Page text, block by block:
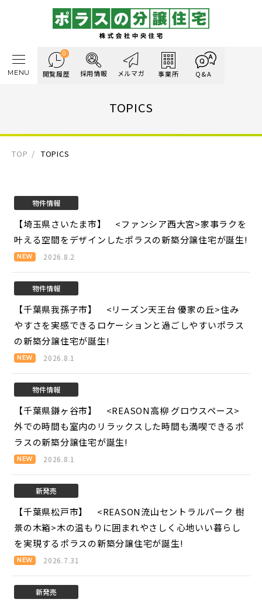
0
閲覧履歴 採用情報 メルマガ 事業所 Q&A
MENU
TOPICS
TOP TOPICS
物件情報
【埼玉県さいたま市】 <ファンシア西大宮>家事ラクを
叶える空間をデザインしたポラスの新築分譲住宅が誕生!
2026.8.2
物件情報
【千葉県我孫子市】 <リーズン天王台 優家の丘>住み
やすさを実感できるロケーションと過ごしやすいポラス
の新築分譲住宅が誕生!
2026.8.1
物件情報
【千葉県鎌ヶ谷市】 <REASON高柳 グロウスペース>
外での時間も室内のリラックスした時間も満喫できるポ
ラスの新築分譲住宅が誕生!
2026.8.1
新発売
【千葉県松戸市】 <REASON流山セントラルパーク 樹
景の木箱>木の温もりに囲まれやさしく心地いい暮らし
を実現するポラスの新築分譲住宅が誕生!
2026.7.31
新発売